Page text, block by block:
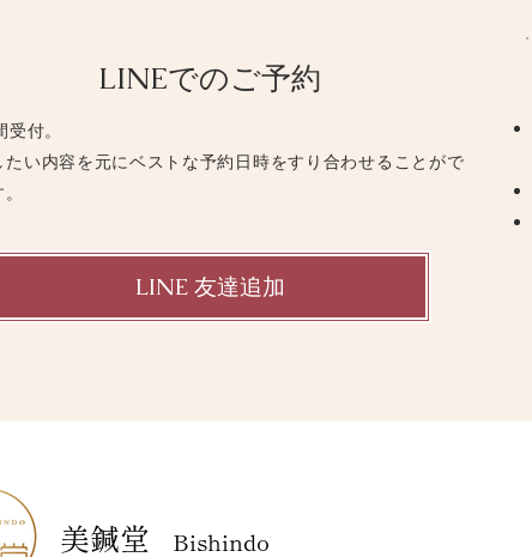
LINEでのご予約
付。
たい内容を元にベストな予約日時をすり合わせることがで
LINE 友達追加
美鍼堂 Bishindo